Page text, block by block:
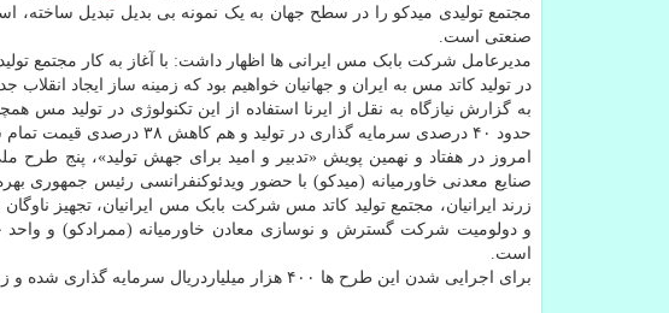
مجتمع تولیدی میدکو را در سطح جهان به یک نمونه بی بدیل تبدیل ساخته،
صنعتی است.
مدیرعامل شرکت بابک مس ایرانی ها اظهار داشت: با آغاز به کار مجتمع
در تولید کاتد مس به ایران و جهانیان خواهیم بود که زمینه ساز ایجاد
به گزارش نیازگاه به نقل از ایرنا استفاده از این تکنولوژی در
حدود ۴۰ درصدی سرمایه گذاری در تولید و هم کاهش ۳۸ درصدی قیمت تمام شده را سبب گشته است.
امروز در هفتاد و نهمین پویش «تدبیر و امید برای جهش تولید»، پنج
صنایع معدنی خاورمیانه (میدکو) با حضور ویدئوکنفرانسی رئیس جمهوری
زرند ایرانیان، مجتمع تولید کاتد مس شرکت بابک مس ایرانیان، تجهیز
است.
برای اجرایی شدن این طرح ها ۴۰۰ هزار میلیاردریال سرمایه گذاری شده و زمینه اشتغال به کار چهار هزار و ۱۵۰ نفر را فراهم خواهد نمود.